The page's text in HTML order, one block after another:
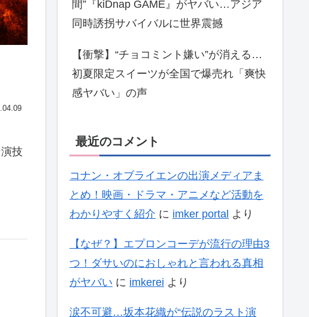
技
間”『kiDnap GAME』がヤバい…アジア
同時誘拐サバイバルに世界震撼
【衝撃】“チョコミント嫌い”が消える…
初夏限定スイーツが全国で爆売れ「爽快
感ヤバい」の声
最近のコメント
コナン・オブライエンの出演メディアま
とめ！映画・ドラマ・アニメなど活動を
わかりやすく紹介 に imker portal より
【なぜ？】エプロンコーデが流行の理由3
つ！ダサいのにおしゃれと言われる真相
がヤバい に imkerei より
涙不可避…坂本花織が“伝説のラスト演